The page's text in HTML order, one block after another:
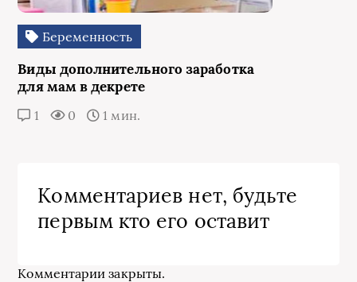
Беременность
Виды дополнительного заработка
для мам в декрете
1 0 1 мин.
Комментариев нет, будьте
первым кто его оставит
Комментарии закрыты.